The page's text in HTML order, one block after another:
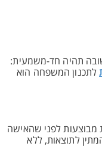
תהיה חד-משמעית:
לתכנון המשפחה הוא
מבוצעות לפני שהאישה
לתוצאות, ללא